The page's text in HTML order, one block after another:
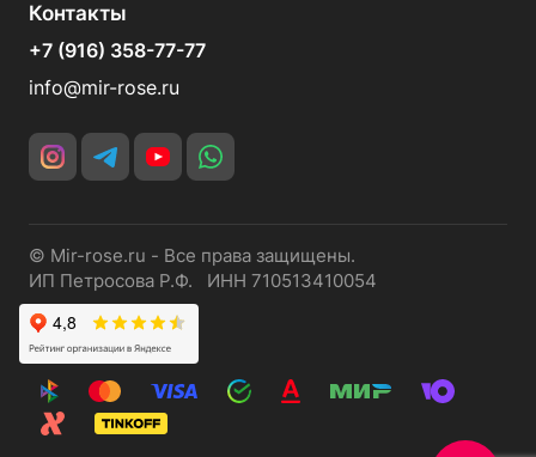
Контакты
+7 (916) 358-77-77
info@mir-rose.ru
© Mir-rose.ru - Все права защищены.
ИП Петросова Р.Ф. ИНН 710513410054